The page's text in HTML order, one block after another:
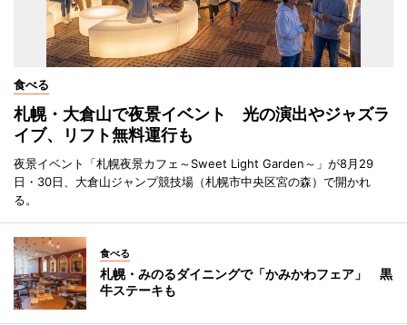
食べる
札幌・大倉山で夜景イベント 光の演出やジャズラ
イブ、リフト無料運行も
夜景イベント「札幌夜景カフェ～Sweet Light Garden～」が8月29
日・30日、大倉山ジャンプ競技場（札幌市中央区宮の森）で開かれ
る。
食べる
札幌・みのるダイニングで「かみかわフェア」 黒
牛ステーキも